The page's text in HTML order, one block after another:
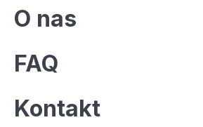
O nas
FAQ
Kontakt